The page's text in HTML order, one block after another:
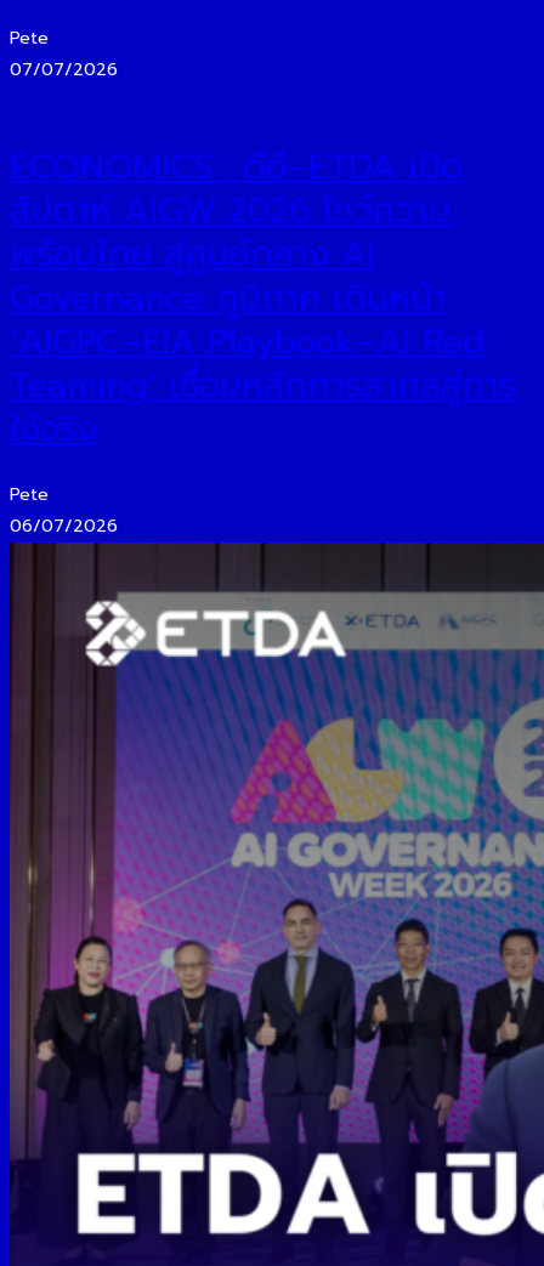
Pete
07/07/2026
ECONOMICS : ดีอี–ETDA เปิด
สัปดาห์ AIGW 2026 โชว์ความ
พร้อมไทย สู่ศูนย์กลาง AI
Governance ภูมิภาค เดินหน้า
‘AIGPC–EIA Playbook–AI Red
Teaming’ เชื่อมหลักการสากลสู่การ
ใช้จริง
Pete
06/07/2026